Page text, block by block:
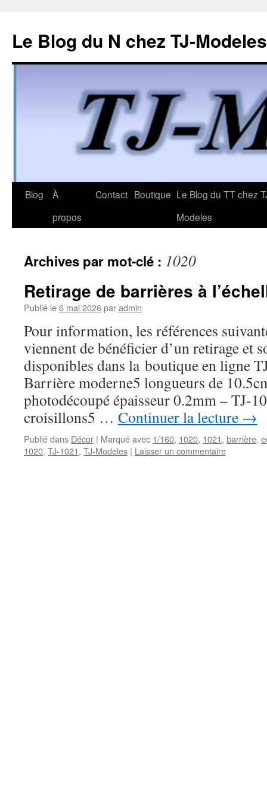
Le Blog du N chez TJ-Modeles
Aller
Blog
À
propos
Contact Boutique Le Blog du TT chez
Modeles
Archives par mot-clé : 1020
Retirage de barrières à
Publié le6 mai 2026paradmin
Pour information, les références
viennent de bénéficier d’un retirage et
disponibles dans la boutique en ligne
Barrière moderne5 longueurs de
photodécoupé épaisseur 0.2mm – TJ-
croisillons5 … Continuer la lecture →
Publié dans Décor | Marqué avec 1/160, 1020, 1021, barrière,
1020, TJ-1021, TJ-Modeles | Laisser un commentaire